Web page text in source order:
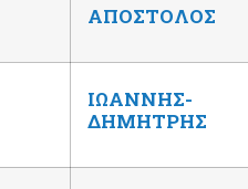
ΑΠΟΣΤΟΛΟΣ
ΙΩΑΝΝΗΣ-
ΔΗΜΗΤΡΗΣ